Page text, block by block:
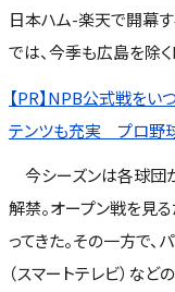
日本ハム-楽天で開幕す
では、今季も広島を除
【PR】NPB公式戦をい
テンツも充実 プロ野球
今シーズンは各球団
解禁。オープン戦を見
ってきた。その一方で、
（スマートテレビ）な